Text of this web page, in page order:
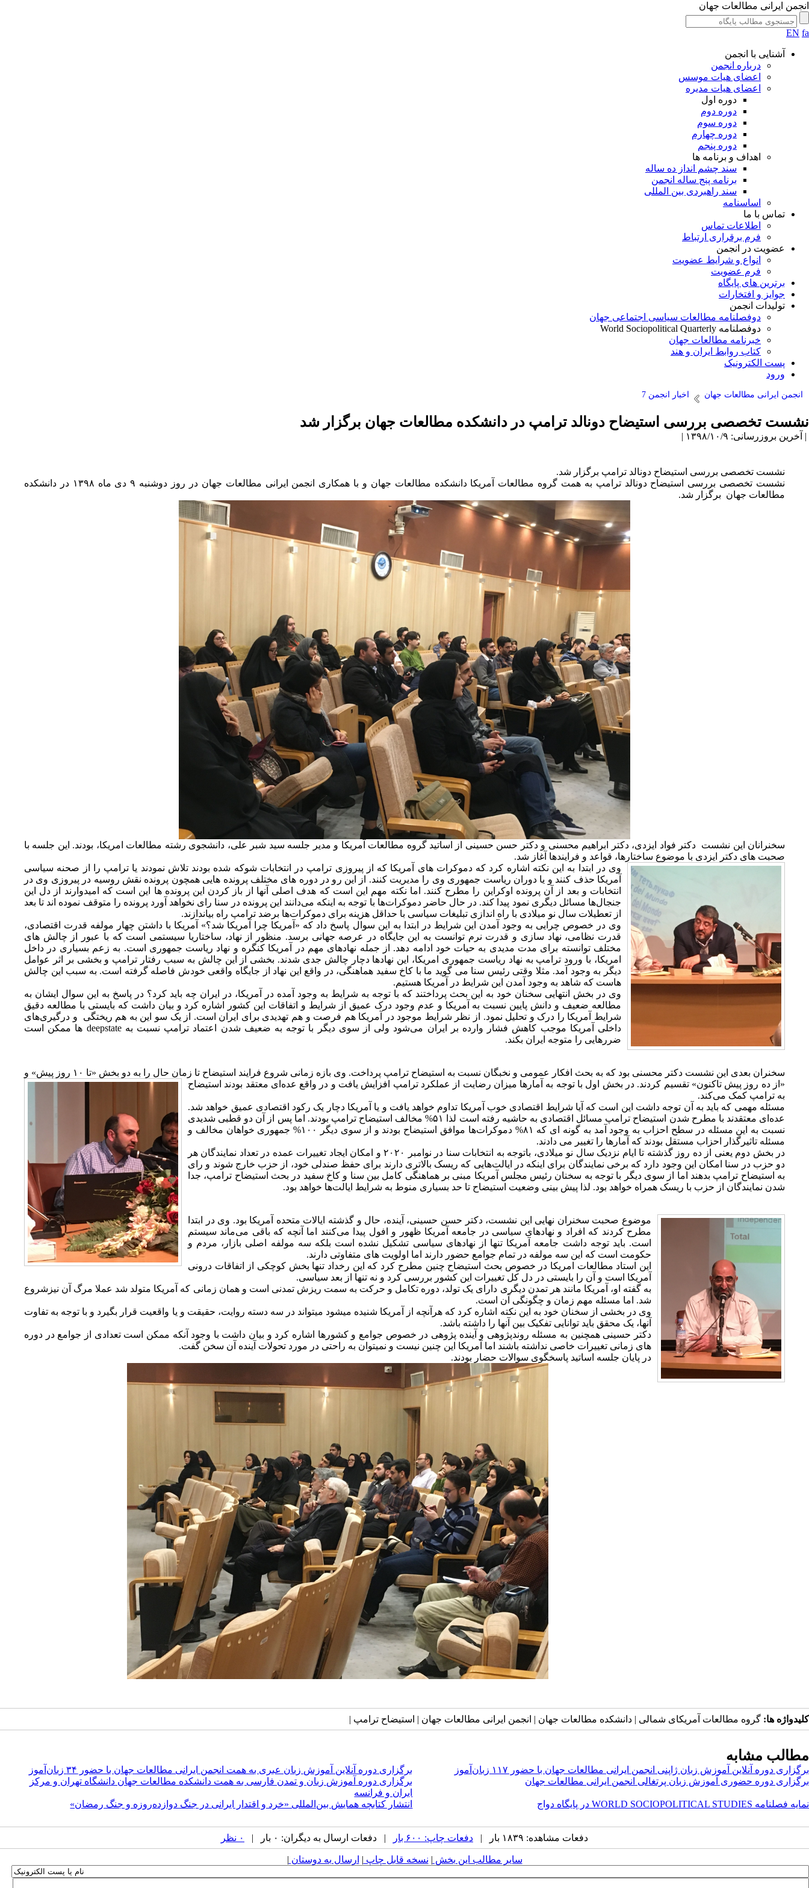
انجمن ایرانی مطالعات جهان
EN fa
آشنایی با انجمن
درباره انجمن
اعضای هیات موسس
اعضای هیات مدیره
دوره اول
دوره دوم
دوره سوم
دوره چهارم
دوره پنجم
اهداف و برنامه ها
سند چشم انداز ده ساله
برنامه پنج ساله انجمن
سند راهبردی بین المللی
اساسنامه
تماس با ما
اطلاعات تماس
فرم برقراری ارتباط
عضویت در انجمن
انواع و شرایط عضویت
فرم عضویت
برترین های پایگاه
جوایز و افتخارات
تولیدات انجمن
دوفصلنامه مطالعات سیاسی اجتماعی جهان
دوفصلنامه World Sociopolitical Quarterly
خبرنامه مطالعات جهان
کتاب روابط ایران و هند
پست الکترونیک
ورود
انجمن ایرانی مطالعات جهان اخبار انجمن 7
نشست تخصصی بررسی استیضاح دونالد ترامپ در دانشکده مطالعات جهان برگزار شد
| آخرین بروزرسانی: ۱۳۹۸/۱۰/۹ |
نشست تخصصی بررسی استیضاح دونالد ترامپ برگزار شد.
نشست تخصصی بررسی استیضاح دونالد ترامپ به همت گروه مطالعات آمریکا دانشکده مطالعات جهان و با همکاری انجمن ایرانی مطالعات جهان در روز دوشنبه ۹ دی ماه ۱۳۹۸ در دانشکده
مطالعات جهان برگزار شد.
سخنرانان این نشست دکتر فواد ایزدی، دکتر ابراهیم محسنی و دکتر حسن حسینی از اساتید گروه مطالعات آمریکا و مدیر جلسه سید شبر علی، دانشجوی رشته مطالعات امریکا، بودند. این جلسه با
صحبت های دکتر ایزدی با موضوع ساختارها، قواعد و فرایندها آغاز شد.
وی در ابتدا به این نکته اشاره کرد که دموکرات های آمریکا که از پیروزی ترامپ در انتخابات شوکه شده بودند تلاش نمودند یا ترامپ را از صحنه سیاسی
آمریکا حذف کنند و یا دوران ریاست جمهوری وی را مدیریت کنند. از این رو در دوره های مختلف پرونده هایی همچون پرونده نقش روسیه در پیروزی وی در
انتخابات و بعد از آن پرونده اوکراین را مطرح کنند. اما نکته مهم این است که هدف اصلی آنها از باز کردن این پرونده ها این است که امیدوارند از دل این
جنجال‌ها مسائل دیگری نمود پیدا کند. در حال حاضر دموکرات‌ها با توجه به اینکه می‌دانند این پرونده در سنا رای نخواهد آورد پرونده را متوقف نموده اند تا بعد
از تعطیلات سال نو میلادی با راه اندازی تبلیغات سیاسی با حداقل هزینه برای دموکرات‌ها برضد ترامپ راه بیاندازند.
وی در خصوص چرایی به وجود آمدن این شرایط در ابتدا به این سوال پاسخ داد که «آمریکا چرا آمریکا شد؟» آمریکا با داشتن چهار مولفه قدرت اقتصادی،
قدرت نظامی، نهاد سازی و قدرت نرم توانست به این جایگاه در عرصه جهانی برسد. منظور از نهاد، ساختاریا سیستمی است که با عبور از چالش های
مختلف توانسته برای مدت مدیدی به حیات خود ادامه دهد. از جمله نهادهای مهم در آمریکا کنگره و نهاد ریاست جمهوری است. به زعم بسیاری در داخل
امریکا، با ورود ترامپ به نهاد ریاست جمهوری امریکا، این نهادها دچار چالش جدی شدند. بخشی از این چالش به سبب رفتار ترامپ و بخشی بر اثر عوامل
دیگر به وجود آمد. مثلا وقتی رئیس سنا می گوید ما با کاخ سفید هماهنگی، در واقع این نهاد از جایگاه واقعی خودش فاصله گرفته است. به سبب این چالش
هاست که شاهد به وجود آمدن این شرایط در آمریکا هستیم.
وی در بخش انتهایی سخنان خود به این بحث پرداختند که با توجه به شرایط به وجود آمده در آمریکا، در ایران چه باید کرد؟ در پاسخ به این سوال ایشان به
مطالعه ضعیف و دانش پایین نسبت به آمریکا و عدم وجود درک عمیق از شرایط و اتفاقات این کشور اشاره کرد و بیان داشت که بایستی با مطالعه دقیق
شرایط آمریکا را درک و تحلیل نمود. از نظر شرایط موجود در آمریکا هم فرصت و هم تهدیدی برای ایران است. از یک سو این به هم ریختگی و درگیری‌های
داخلی آمریکا موجب کاهش فشار وارده بر ایران می‌شود ولی از سوی دیگر با توجه به ضعیف شدن اعتماد ترامپ نسبت به deepstate ها ممکن است
ضررهایی را متوجه ایران بکند.
سخنران بعدی این نشست دکتر محسنی بود که به بحث افکار عمومی و نخبگان نسبت به استیضاح ترامپ پرداخت. وی بازه زمانی شروع فرایند استیضاح تا زمان
حال را به دو بخش «تا ۱۰ روز پیش» و
«از ده روز پیش تاکنون» تقسیم کردند. در بخش اول با توجه به آمارها میزان رضایت از عملکرد ترامپ افزایش یافت و در واقع عده‌ای معتقد بودند استیضاح
به ترامپ کمک می‌کند.
مسئله مهمی که باید به آن توجه داشت این است که آیا شرایط اقتصادی خوب آمریکا تداوم خواهد یافت و یا آمریکا دچار یک رکود اقتصادی عمیق خواهد شد.
عده‌ای معتقدند با مطرح شدن استیضاح ترامپ مسائل اقتصادی به حاشیه رفته است لذا ۵۱% مخالف استیضاح ترامپ بودند. اما پس از آن دو قطبی شدیدی
نسبت به این مسئله در سطح احزاب به وجود آمد به گونه ای که ۸۱% دموکرات‌ها موافق استیضاح بودند و از سوی دیگر ۱۰۰% جمهوری خواهان مخالف و
مسئله تاثیرگذار احزاب مستقل بودند که آمارها را تغییر می دادند.
در بخش دوم یعنی از ده روز گذشته تا ایام نزدیک سال نو میلادی، باتوجه به انتخابات سنا در نوامبر ۲۰۲۰ و امکان ایجاد تغییرات عمده در تعداد نمایندگان هر
دو حزب در سنا امکان این وجود دارد که برخی نمایندگان برای اینکه در ایالت‌هایی که ریسک بالاتری دارند برای حفظ صندلی خود، از حزب خارج شوند و رای
به استیضاح ترامپ بدهند اما از سوی دیگر با توجه به سخنان رئیس مجلس آمریکا مبنی بر هماهنگی کامل بین سنا و کاخ سفید در بحث استیضاح ترامپ، جدا
شدن نمایندگان از حزب با ریسک همراه خواهد بود. لذا پیش بینی وضعیت استیضاح تا حد بسیاری منوط به شرایط ایالت‌ها خواهد بود.
موضوع صحبت سخنران نهایی این نشست، دکتر حسن حسینی، آینده، حال و گذشته ایالات متحده آمریکا بود. وی در ابتدا
مطرح کردند که افراد و نهادهای سیاسی در جامعه آمریکا ظهور و افول پیدا می‌کنند اما آنچه که باقی می‌ماند سیستم
است. باید توجه داشت جامعه آمریکا تنها از نهادهای سیاسی تشکیل نشده است بلکه سه مولفه اصلی بازار، مردم و
حکومت است که این سه مولفه در تمام جوامع حضور دارند اما اولویت های متفاوتی دارند.
این استاد مطالعات امریکا در خصوص بحث استیضاح چنین مطرح کرد که این رخداد تنها بخش کوچکی از اتفاقات درونی
آمریکا است و آن را بایستی در دل کل تغییرات این کشور بررسی کرد و نه تنها از بعد سیاسی.
به گفته او، آمریکا مانند هر تمدن دیگری دارای یک تولد، دوره تکامل و حرکت به سمت ریزش تمدنی است و همان زمانی که آمریکا متولد شد عملا مرگ آن نیزشروع
شد. اما مسئله مهم زمان و چگونگی آن است.
وی در بخشی از سخنان خود به این نکته اشاره کرد که هرآنچه از آمریکا شنیده میشود میتواند در سه دسته روایت، حقیقت و یا واقعیت قرار بگیرد و با توجه به تفاوت
آنها، یک محقق باید توانایی تفکیک بین آنها را داشته باشد.
دکتر حسینی همچنین به مسئله روندپژوهی و آینده پژوهی در خصوص جوامع و کشورها اشاره کرد و بیان داشت با وجود آنکه ممکن است تعدادی از جوامع در دوره
های زمانی تغییرات خاصی نداشته باشند اما آمریکا این چنین نیست و نمیتوان به راحتی در مورد تحولات آینده آن سخن گفت.
در پایان جلسه اساتید پاسخگوی سوالات حضار بودند.
کلیدواژه ها: گروه مطالعات آمریکای شمالی | دانشکده مطالعات جهان | انجمن ایرانی مطالعات جهان | استیضاح ترامپ |
مطالب مشابه
برگزاری دوره آنلاین آموزش زبان ژاپنی انجمن ایرانی مطالعات جهان با حضور ۱۱۷ زبان‌آموز
برگزاری دوره آنلاین آموزش زبان عبری به همت انجمن ایرانی مطالعات جهان با حضور ۳۴ زبان‌آموز
برگزاری دوره حضوری آموزش زبان پرتغالی انجمن ایرانی مطالعات جهان
برگزاری دوره آموزش زبان و تمدن فارسی به همت دانشکده مطالعات جهان دانشگاه تهران و مرکز
ایران و فرانسه
نمایه فصلنامه WORLD SOCIOPOLITICAL STUDIES ‌در پایگاه دواج
انتشار کتابچه همایش بین‌المللی «خرد و اقتدار ایرانی در جنگ دوازده‌روزه و جنگ رمضان»
دفعات مشاهده: ۱۸۳۹ بار | دفعات چاپ: ۶۰۰ بار | دفعات ارسال به دیگران: ۰ بار | ۰ نظر
سایر مطالب این بخش | نسخه قابل چاپ | ارسال به دوستان |